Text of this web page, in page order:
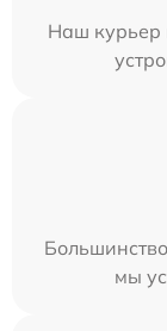
Наш курьер
мы